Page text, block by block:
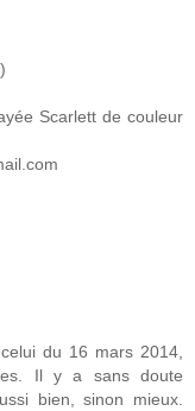
Scarlett de couleur
du 16 mars 2014,
Il y a sans doute
bien, sinon mieux.